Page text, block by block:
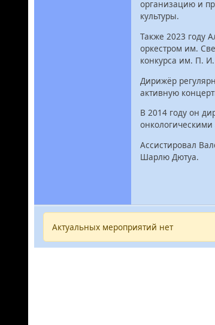
организацию и
культуры.
Также 2023 году
оркестром им.
конкурса им. П.
Дирижёр
активную
В 2014 году он
Ассистировал
Шарлю Дютуа.
Актуальных мероприятий нет